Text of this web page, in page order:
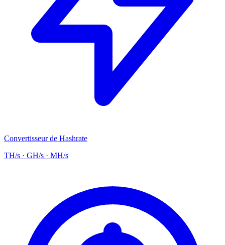
Convertisseur de Hashrate
TH/s · GH/s · MH/s